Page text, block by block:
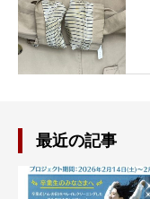
最近の記事